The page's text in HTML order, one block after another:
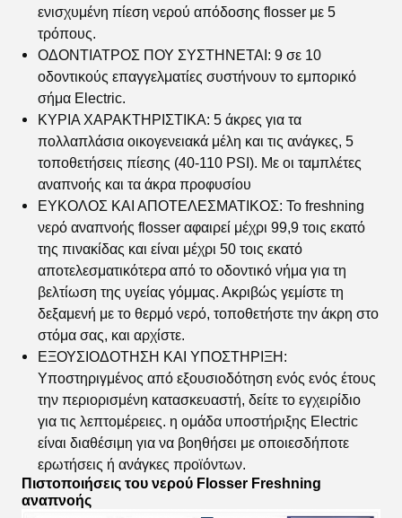
ενισχυμένη πίεση νερού απόδοσης flosser με 5
τρόπους.
ΟΔΟΝΤΙΑΤΡΟΣ ΠΟΥ ΣΥΣΤΗΝΕΤΑΙ: 9 σε 10
οδοντικούς επαγγελματίες συστήνουν το εμπορικό
σήμα Electric.
ΚΥΡΙΑ ΧΑΡΑΚΤΗΡΙΣΤΙΚΑ: 5 άκρες για τα
πολλαπλάσια οικογενειακά μέλη και τις ανάγκες, 5
τοποθετήσεις πίεσης (40-110 PSI). Με οι ταμπλέτες
αναπνοής και τα άκρα προφυσίου
ΕΥΚΟΛΟΣ ΚΑΙ ΑΠΟΤΕΛΕΣΜΑΤΙΚΟΣ: Το freshning
νερό αναπνοής flosser αφαιρεί μέχρι 99,9 τοις εκατό
της πινακίδας και είναι μέχρι 50 τοις εκατό
αποτελεσματικότερα από το οδοντικό νήμα για τη
βελτίωση της υγείας γόμμας. Ακριβώς γεμίστε τη
δεξαμενή με το θερμό νερό, τοποθετήστε την άκρη στο
στόμα σας, και αρχίστε.
ΕΞΟΥΣΙΟΔΟΤΗΣΗ ΚΑΙ ΥΠΟΣΤΗΡΙΞΗ:
Υποστηριγμένος από εξουσιοδότηση ενός ενός έτους
την περιορισμένη κατασκευαστή, δείτε το εγχειρίδιο
για τις λεπτομέρειες. η ομάδα υποστήριξης Electric
είναι διαθέσιμη για να βοηθήσει με οποιεσδήποτε
ερωτήσεις ή ανάγκες προϊόντων.
Πιστοποιήσεις του νερού Flosser Freshning
αναπνοής